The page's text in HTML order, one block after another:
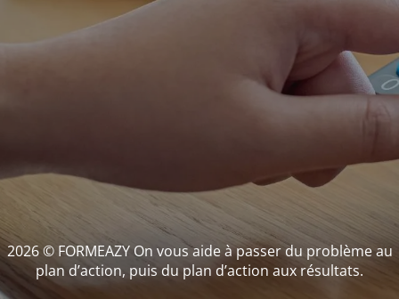
2026 © FORMEAZY On vous aide à passer du problème au
plan d’action, puis du plan d’action aux résultats.